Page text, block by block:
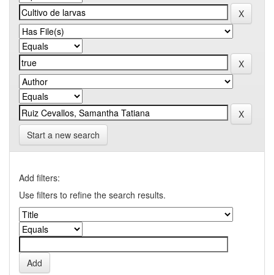
Start a new search
Add filters:
Use filters to refine the search results.